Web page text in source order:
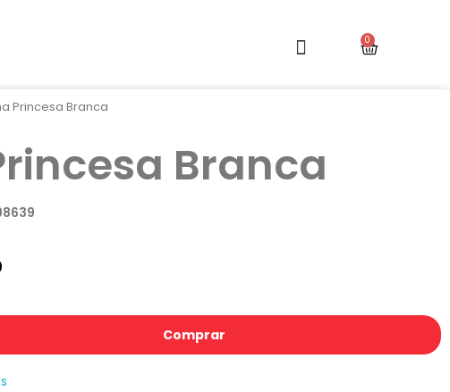
Princesa Branca
Branca
Comprar